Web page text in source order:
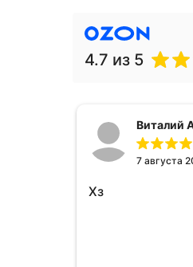
4.7 из 5
Виталий
7 августа
Хз